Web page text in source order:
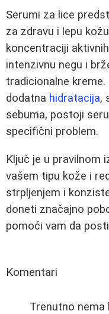
Serumi za lice
za zdravu i lepu
koncentraciji
intenzivnu negu i
tradicionalne
dodatna hidratacija,
sebuma, postoji
specifični problem.
Ključ je u pravilnom
vašem tipu kože i
strpljenjem i
doneti značajno
pomoći vam da
Komentari
Trenutno nema